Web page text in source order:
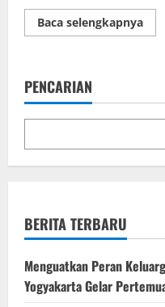
Baca selengkapnyaRead
more
1
PENCARIAN
BERITA TERBARU
Menguatkan Peran
Yogyakarta Gelar